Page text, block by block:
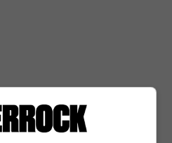
GENÉ
d'autor